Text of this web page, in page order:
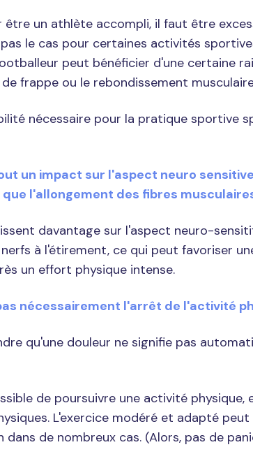
être un athlète accompli, il faut être
le cas pour certaines activités
peut bénéficier d'une certaine
frappe ou le rebondissement
nécessaire pour la pratique sportive
un impact sur l'aspect neuro sensitive
l'allongement des fibres
davantage sur l'aspect neuro-
à l'étirement, ce qui peut favoriser
un effort physique intense.
nécessairement l'arrêt de l'activité
qu'une douleur ne signifie pas
de poursuivre une activité physique,
L'exercice modéré et adapté peut
de nombreux cas. (Alors, pas de